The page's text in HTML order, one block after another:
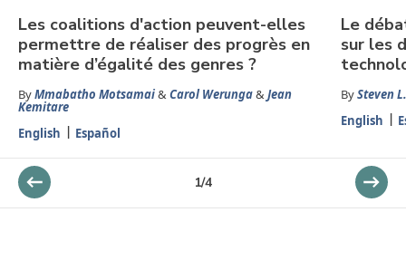
Les coalitions d'action peuvent-elles
permettre de réaliser des progrès en
matière d’égalité des genres ?
ByMmabatho Motsamai& Carol Werunga& Jean
Kemitare
English
Español
Le
sur les
BySteven
English
1/4